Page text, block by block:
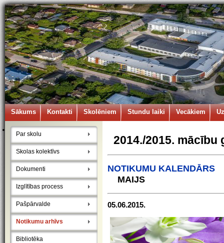
Sākums Kontakti Skolēniem Stundu laiki Vecākiem
Par skolu
Skolas kolektīvs
Dokumenti
Izglītības process
Pašpārvalde
Notikumu arhīvs
Bibliotēka
2014./2015. mācību
NOTIKUMU
MAIJS
05.06.2015.